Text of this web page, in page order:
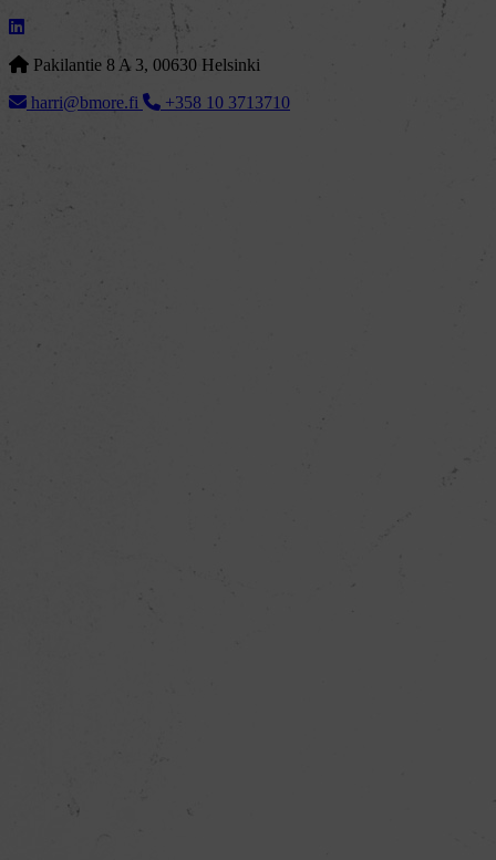
Pakilantie 8 A 3, 00630 Helsinki
harri@bmore.fi
+358 10 3713710